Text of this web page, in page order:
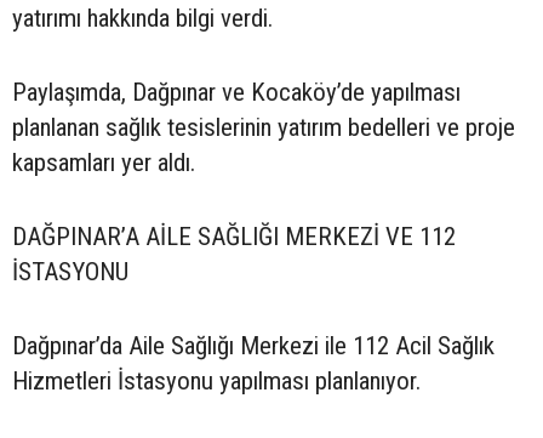
yatırımı hakkında bilgi verdi.
Paylaşımda, Dağpınar ve Kocaköy’de yapılması
planlanan sağlık tesislerinin yatırım bedelleri ve proje
kapsamları yer aldı.
DAĞPINAR’A AİLE SAĞLIĞI MERKEZİ VE 112
İSTASYONU
Dağpınar’da Aile Sağlığı Merkezi ile 112 Acil Sağlık
Hizmetleri İstasyonu yapılması planlanıyor.